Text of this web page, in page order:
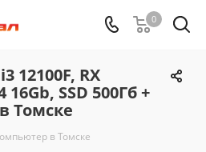
0
12100F, RX
16Gb, SSD 500Гб +
Томске
в Томске